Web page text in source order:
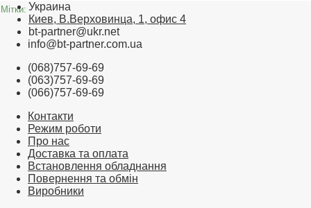
Мітки: Украина
Киев, В.Верховинца, 1, офис 4
bt-partner@ukr.net
info@bt-partner.com.ua
(068)757-69-69
(063)757-69-69
(066)757-69-69
Контакти
Режим роботи
Про нас
Доставка та оплата
Встановлення обладнання
Повернення та обмін
Виробники